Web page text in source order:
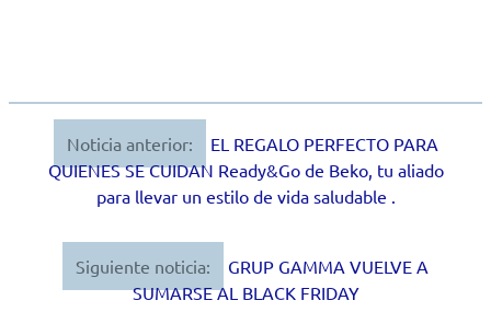
Navegación
Noticia anterior:
EL REGALO PERFECTO PARA
QUIENES SE CUIDAN Ready&Go de Beko, tu aliado
para llevar un estilo de vida saludable .
Siguiente noticia:
GRUP GAMMA VUELVE A
SUMARSE AL BLACK FRIDAY